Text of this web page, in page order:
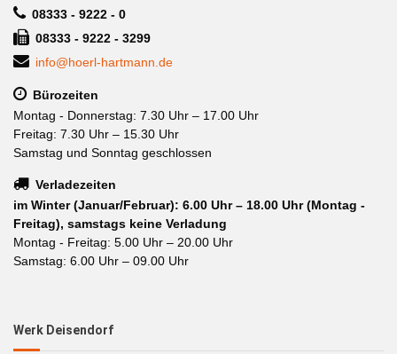
08333 - 9222 - 0
08333 - 9222 - 3299
info@hoerl-hartmann.de
Bürozeiten
Montag - Donnerstag: 7.30 Uhr – 17.00 Uhr
Freitag: 7.30 Uhr – 15.30 Uhr
Samstag und Sonntag geschlossen
Verladezeiten
im Winter (Januar/Februar): 6.00 Uhr – 18.00 Uhr (Montag -
Freitag), samstags keine Verladung
Montag - Freitag: 5.00 Uhr – 20.00 Uhr
Samstag: 6.00 Uhr – 09.00 Uhr
Werk Deisendorf